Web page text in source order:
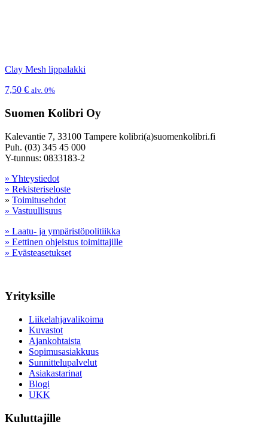
Clay Mesh lippalakki
7,50 € alv. 0%
Suomen Kolibri Oy
Kalevantie 7, 33100 Tampere kolibri(a)suomenkolibri.fi
Puh. (03) 345 45 000
Y-tunnus: 0833183-2
» Yhteystiedot
» Rekisteriseloste
» Toimitusehdot
» Vastuullisuus
» Laatu- ja ympäristöpolitiikka
» Eettinen ohjeistus toimittajille
» Evästeasetukset
Yrityksille
Liikelahjavalikoima
Kuvastot
Ajankohtaista
Sopimusasiakkuus
Sunnittelupalvelut
Asiakastarinat
Blogi
UKK
Kuluttajille